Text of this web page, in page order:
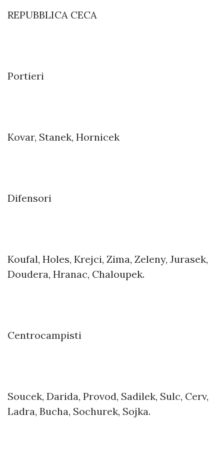
REPUBBLICA CECA
Portieri
Kovar, Stanek, Hornicek
Difensori
Koufal, Holes, Krejci, Zima, Zeleny, Jurasek,
Doudera, Hranac, Chaloupek.
Centrocampisti
Soucek, Darida, Provod, Sadilek, Sulc, Cerv,
Ladra, Bucha, Sochurek, Sojka.